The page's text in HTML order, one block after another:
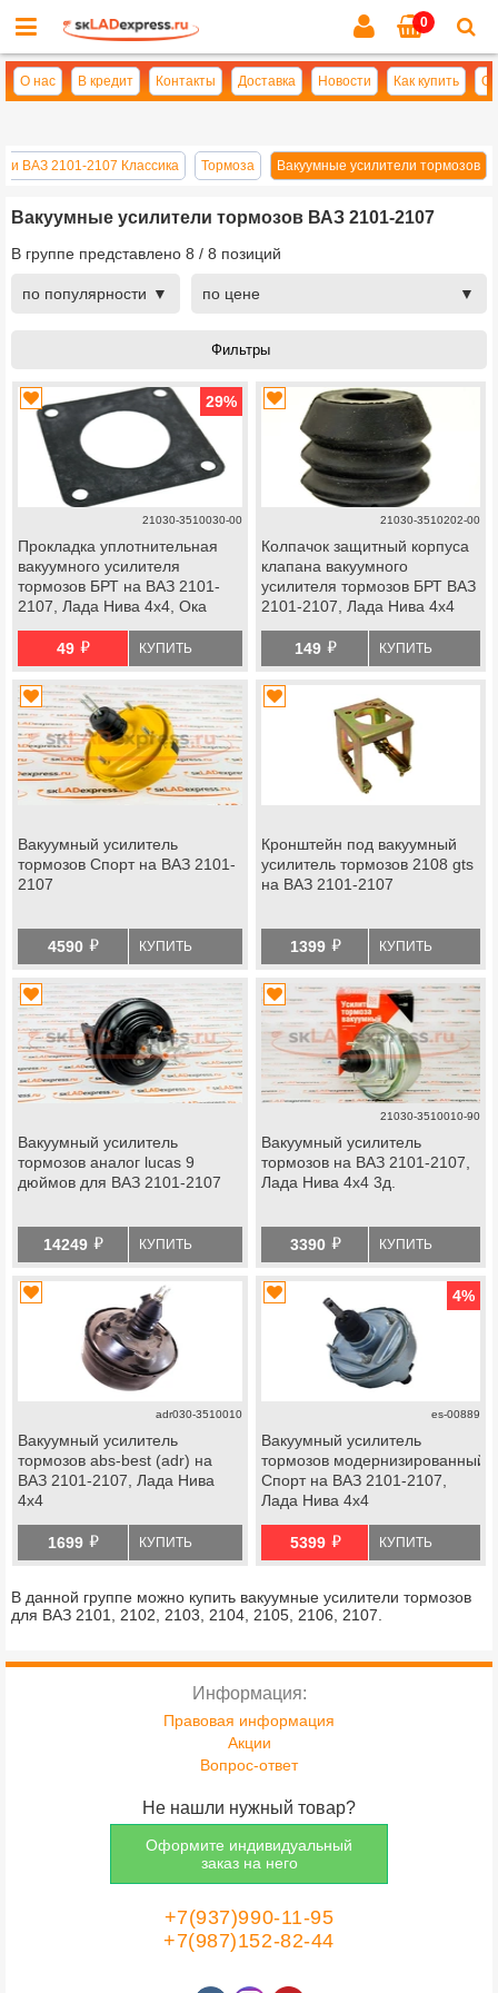
0
О нас В кредит Контакты Доставка Новости Как купить
ВАЗ 2101-2107 Классика Тормоза Вакуумные усилители тормозов
Вакуумные усилители тормозов ВАЗ 2101-2107
В группе представлено 8 / 8 позиций
по популярности по цене
29%
21030-3510030-00
Прокладка уплотнительная
вакуумного усилителя
тормозов БРТ на ВАЗ 2101-
2107, Лада Нива 4х4, Ока
49 й КУПИТЬ
21030-3510202-00
Колпачок защитный корпуса
клапана вакуумного
усилителя тормозов БРТ ВАЗ
2101-2107, Лада Нива 4х4
149 й КУПИТЬ
Вакуумный усилитель
тормозов Спорт на ВАЗ 2101-
2107
4590 й КУПИТЬ
Кронштейн под вакуумный
усилитель тормозов 2108 gts
на ВАЗ 2101-2107
1399 й КУПИТЬ
Вакуумный усилитель
тормозов аналог lucas 9
дюймов для ВАЗ 2101-2107
14249 й КУПИТЬ
21030-3510010-90
Вакуумный усилитель
тормозов на ВАЗ 2101-2107,
Лада Нива 4х4 3д.
3390 й КУПИТЬ
adr030-3510010
Вакуумный усилитель
тормозов abs-best (adr) на
ВАЗ 2101-2107, Лада Нива
4х4
1699 й КУПИТЬ
4%
es-00889
Вакуумный усилитель
тормозов модернизированный
Спорт на ВАЗ 2101-2107,
Лада Нива 4х4
5399 й КУПИТЬ
В данной группе можно купить вакуумные усилители тормозов
для ВАЗ 2101, 2102, 2103, 2104, 2105, 2106, 2107.
+7(937)990-11-95
+7(987)152-82-44
Информация:
Правовая информация
Акции
Вопрос-ответ
Не нашли нужный товар?
Оформите индивидуальный
заказ на него